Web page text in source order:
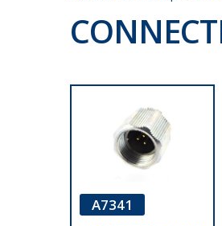
A7341